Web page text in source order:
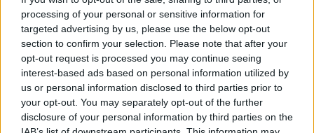
processing of your personal or sensitive information for
targeted advertising by us, please use the below opt-out
section to confirm your selection. Please note that after your
opt-out request is processed you may continue seeing
interest-based ads based on personal information utilized by
us or personal information disclosed to third parties prior to
your opt-out. You may separately opt-out of the further
disclosure of your personal information by third parties on the
Via Confalonieri, 5
Castronno
Tutti gli eventi
diagosto
Redazione
info@legnanonews.com